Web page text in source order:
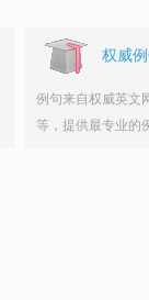
权威
例句来自权威英文
等，提供最专业的